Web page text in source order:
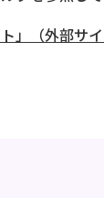
」（外部サイ